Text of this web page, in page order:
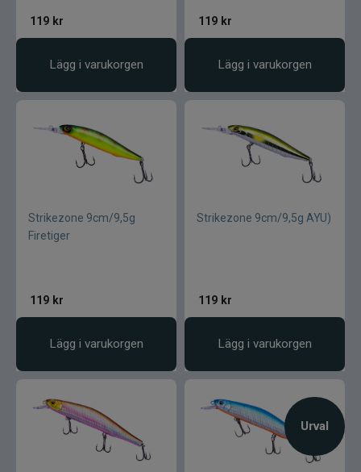
Urval
119 kr
Lägg i varukorgen
119 kr
Lägg i varukorgen
Strikezone 9cm/9,5g
Firetiger
119 kr
Lägg i varukorgen
Strikezone 9cm/9,5g AYU)
119 kr
Lägg i varukorgen